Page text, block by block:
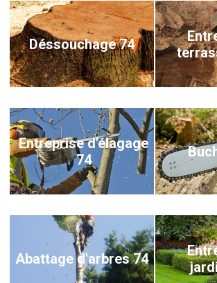
Déssouchage 74
Entreprise d'élagage
74
Abattage d'arbres 74